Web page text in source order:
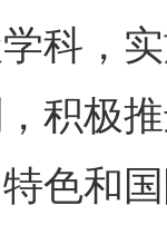
科，
积极
色和